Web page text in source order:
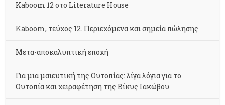
Kaboom 12 στο Literature House
Kaboom, τεύχος 12. Περιεχόμενα και σημεία πώλησης
Μετα-αποκαλυπτική εποχή
Για μια μαιευτική της Ουτοπίας: λίγα λόγια για το
Ουτοπία και χειραφέτηση της Βίκυς Ιακώβου